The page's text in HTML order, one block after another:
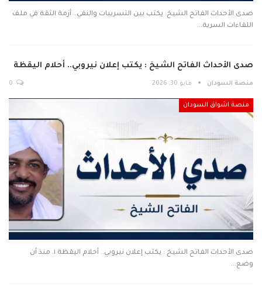
صدى الأحداث الفاتح الشيخ: يكتب بين التسريبات والنفي.. أزمة الثقة في ملف
اللقاءات السرية…
صدى الأحداث الفاتح الشيخ : يكتب إعلان نيروبي.. أحلام اليقظة
منصة السودان مايو 30, 2026
منصة اشواق السودان
صدى الأحداث الفاتح الشيخ : يكتب إعلان نيروبي.. أحلام اليقظة ١. منذ أن
وضع…